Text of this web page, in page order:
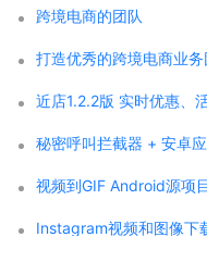
跨境电商的团队
打造优秀的跨境电商业务
秘密呼叫拦截器 + 安卓
视频到GIF Android源项
Instagram视频和图像下